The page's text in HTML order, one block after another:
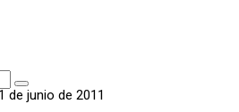
de junio de 2011